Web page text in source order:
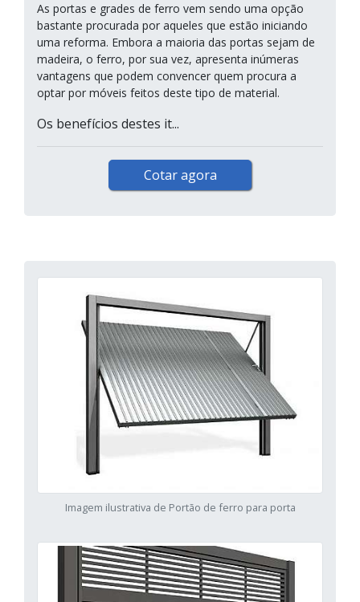
As portas e grades de ferro vem sendo uma opção
bastante procurada por aqueles que estão iniciando
uma reforma. Embora a maioria das portas sejam de
madeira, o ferro, por sua vez, apresenta inúmeras
vantagens que podem convencer quem procura a
optar por móveis feitos deste tipo de material.
Os benefícios destes it...
Cotar agora
Imagem ilustrativa de Portão de ferro para porta